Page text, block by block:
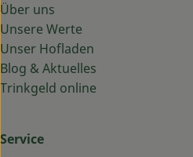
Über uns
Unsere Werte
Unser Hofladen
Blog & Aktuelles
Trinkgeld online
Service